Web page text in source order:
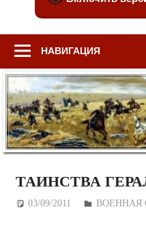
НАВИГАЦИЯ
ТАИНСТВА
03/09/2011 Дежурный
ВОЕННАЯ